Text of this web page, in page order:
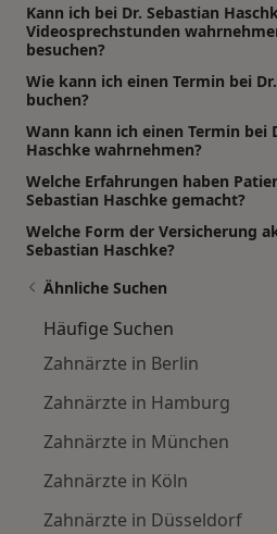
Kann ich bei Dr. Sebastian
Videosprechstunden
besuchen?
Wie kann ich einen Termin bei
buchen?
Wann kann ich einen Termin bei
Haschke wahrnehmen?
Welche Erfahrungen haben
Sebastian Haschke gemacht?
Welche Form der Versicherung
Sebastian Haschke?
Ähnliche Suchen
Häufige Suchen
Zahnärzte in Berlin
Zahnärzte in Hamburg
Zahnärzte in München
Zahnärzte in Köln
Zahnärzte in Düsseldorf